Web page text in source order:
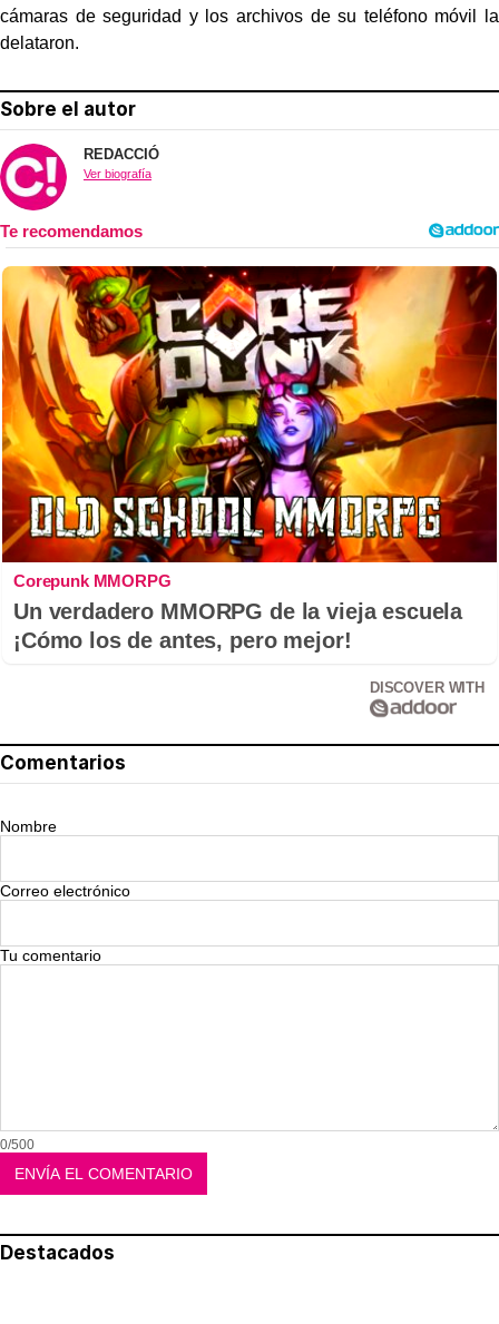
cámaras de seguridad y los archivos de su teléfono móvil la
delataron.
Sobre el autor
REDACCIÓ
Ver biografía
Corepunk MMORPG
Un verdadero MMORPG de la vieja escuela
¡Cómo los de antes, pero mejor!
DISCOVER WITH
Comentarios
Nombre
Correo electrónico
Tu comentario
0/500
Destacados